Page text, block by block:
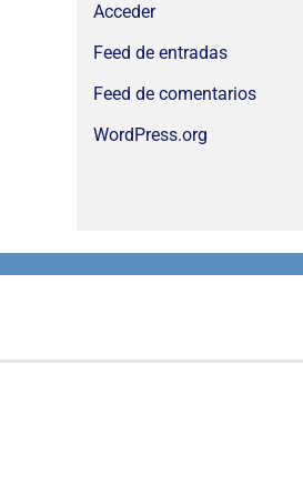
Acceder
Feed de entradas
Feed de comentarios
WordPress.org